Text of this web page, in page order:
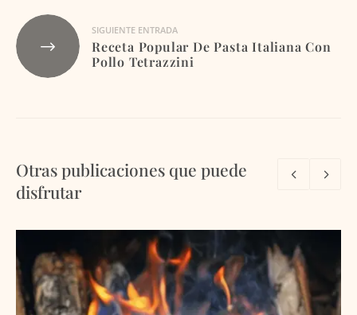
SIGUIENTE ENTRADA
Receta Popular De Pasta Italiana Con
Pollo Tetrazzini
Otras publicaciones que puede
disfrutar